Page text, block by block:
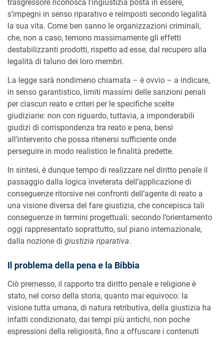
trasgressore riconosca l’ingiustizia posta in essere,
s’impegni in senso riparativo e reimposti secondo legalità
la sua vita. Come ben sanno le organizzazioni criminali,
che, non a caso, temono massimamente gli effetti
destabilizzanti prodotti, rispetto ad esse, dal recupero alla
legalità di taluno dei loro membri.
La legge sarà nondimeno chiamata – è ovvio – a indicare,
in senso garantistico, limiti massimi delle sanzioni penali
per ciascun reato e criteri per le specifiche scelte
giudiziarie: non con riguardo, tuttavia, a imponderabili
giudizi di corrispondenza tra reato e pena, bensì
all’intervento che possa ritenersi sufficiente onde
perseguire in modo realistico le finalità predette.
In sintesi, è dunque tempo di realizzare nel diritto penale il
passaggio dalla logica inveterata dell’applicazione di
conseguenze ritorsive nei confronti dell’agente di reato a
una visione diversa del fare giustizia, che concepisca tali
conseguenze in termini progettuali: secondo l’orientamento
oggi rappresentato soprattutto, sul piano internazionale,
dalla nozione di giustizia riparativa.
Il problema della pena e la Bibbia
Ciò premesso, il rapporto tra diritto penale e religione è
stato, nel corso della storia, quanto mai equivoco: la
visione tutta umana, di natura retributiva, della giustizia ha
infatti condizionato, dai tempi più antichi, non poche
espressioni della religiosità, fino a offuscare i contenuti